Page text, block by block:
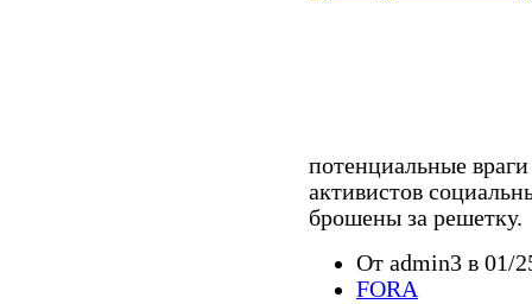
потенциальные
активистов
брошены за решетку.
От admin3 в 01/
FORA